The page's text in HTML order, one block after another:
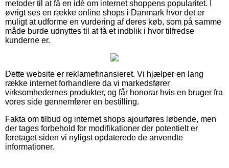
metoder til at få en idé om internet shoppens popularitet. I
øvrigt ses en række online shops i Danmark hvor det er
muligt at udforme en vurdering af deres køb, som på samme
måde burde udnyttes til at få et indblik i hvor tilfredse
kunderne er.
Dette website er reklamefinansieret. Vi hjælper en lang
række internet forhandlere da vi markedsfører
virksomhedernes produkter, og får honorar hvis en bruger fra
vores side gennemfører en bestilling.
Fakta om tilbud og internet shops ajourføres løbende, men
der tages forbehold for modifikationer der potentielt er
foretaget siden vi nyligst opdaterede de anvendte
informationer.